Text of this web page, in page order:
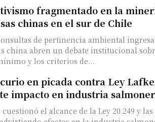
fragmentado en la
chinas en el sur de Chile
de pertinencia ambiental
china abren un debate institucional
y los criterios de...
en picada contra Ley
impacto en industria
el alcance de la Ley 20.249 y